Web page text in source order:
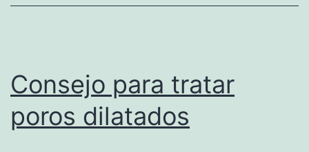
Consejo para tratar
poros dilatados